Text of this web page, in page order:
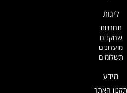
ליגות
תחרויות
שחקנים
מועדונים
תשלומים
מידע
תקנון האתר